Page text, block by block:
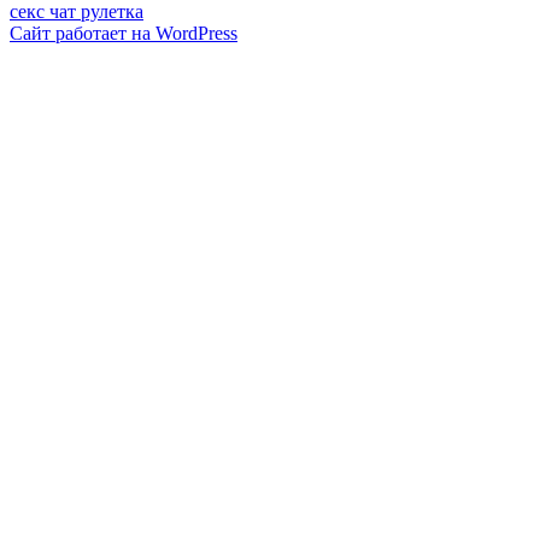
секс чат рулетка
Сайт работает на WordPress